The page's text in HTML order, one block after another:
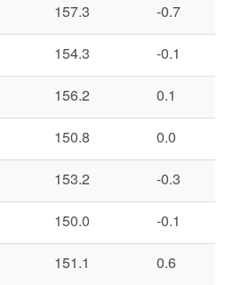
157.3 -0.7
154.3 -0.1
156.2 0.1
150.8 0.0
153.2 -0.3
150.0 -0.1
151.1 0.6